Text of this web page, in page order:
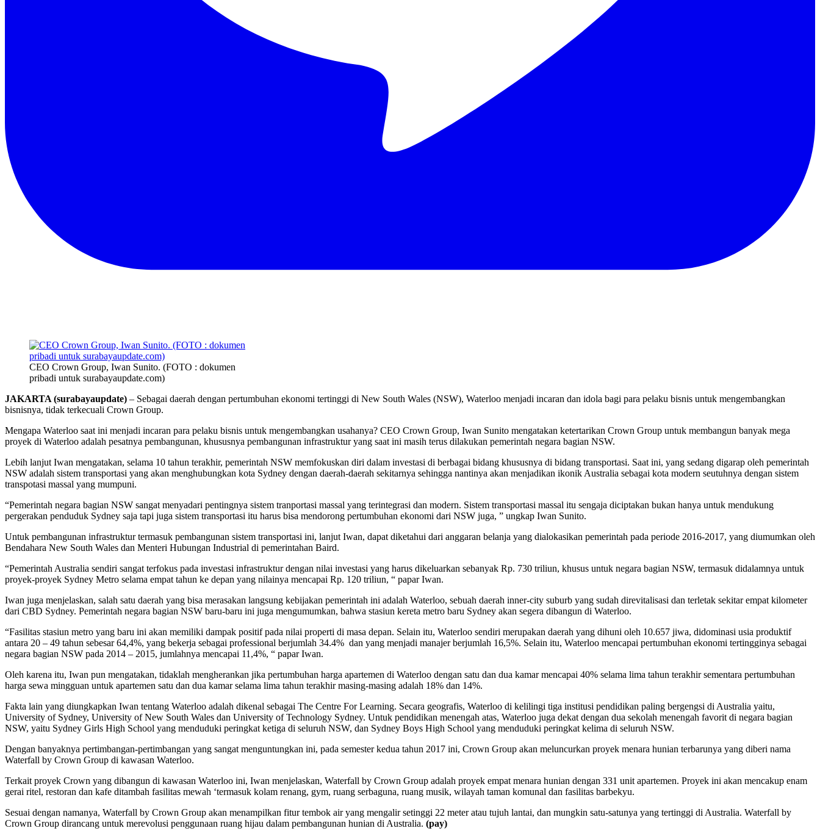
CEO Crown Group, Iwan Sunito. (FOTO : dokumen
pribadi untuk surabayaupdate.com)
JAKARTA (surabayaupdate) – Sebagai daerah dengan pertumbuhan ekonomi tertinggi di New South Wales (NSW), Waterloo menjadi incaran dan idola bagi para pelaku bisnis untuk mengembangkan
bisnisnya, tidak terkecuali Crown Group.
Mengapa Waterloo saat ini menjadi incaran para pelaku bisnis untuk mengembangkan usahanya? CEO Crown Group, Iwan Sunito mengatakan ketertarikan Crown Group untuk membangun banyak mega
proyek di Waterloo adalah pesatnya pembangunan, khususnya pembangunan infrastruktur yang saat ini masih terus dilakukan pemerintah negara bagian NSW.
Lebih lanjut Iwan mengatakan, selama 10 tahun terakhir, pemerintah NSW memfokuskan diri dalam investasi di berbagai bidang khususnya di bidang transportasi. Saat ini, yang sedang digarap oleh pemerintah
NSW adalah sistem transportasi yang akan menghubungkan kota Sydney dengan daerah-daerah sekitarnya sehingga nantinya akan menjadikan ikonik Australia sebagai kota modern seutuhnya dengan sistem
transpotasi massal yang mumpuni.
“Pemerintah negara bagian NSW sangat menyadari pentingnya sistem tranportasi massal yang terintegrasi dan modern. Sistem transportasi massal itu sengaja diciptakan bukan hanya untuk mendukung
pergerakan penduduk Sydney saja tapi juga sistem transportasi itu harus bisa mendorong pertumbuhan ekonomi dari NSW juga, ” ungkap Iwan Sunito.
Untuk pembangunan infrastruktur termasuk pembangunan sistem transportasi ini, lanjut Iwan, dapat diketahui dari anggaran belanja yang dialokasikan pemerintah pada periode 2016-2017, yang diumumkan oleh
Bendahara New South Wales dan Menteri Hubungan Industrial di pemerintahan Baird.
“Pemerintah Australia sendiri sangat terfokus pada investasi infrastruktur dengan nilai investasi yang harus dikeluarkan sebanyak Rp. 730 triliun, khusus untuk negara bagian NSW, termasuk didalamnya untuk
proyek-proyek Sydney Metro selama empat tahun ke depan yang nilainya mencapai Rp. 120 triliun, “ papar Iwan.
Iwan juga menjelaskan, salah satu daerah yang bisa merasakan langsung kebijakan pemerintah ini adalah Waterloo, sebuah daerah inner-city suburb yang sudah direvitalisasi dan terletak sekitar empat kilometer
dari CBD Sydney. Pemerintah negara bagian NSW baru-baru ini juga mengumumkan, bahwa stasiun kereta metro baru Sydney akan segera dibangun di Waterloo.
“Fasilitas stasiun metro yang baru ini akan memiliki dampak positif pada nilai properti di masa depan. Selain itu, Waterloo sendiri merupakan daerah yang dihuni oleh 10.657 jiwa, didominasi usia produktif
antara 20 – 49 tahun sebesar 64,4%, yang bekerja sebagai professional berjumlah 34.4% dan yang menjadi manajer berjumlah 16,5%. Selain itu, Waterloo mencapai pertumbuhan ekonomi tertingginya sebagai
negara bagian NSW pada 2014 – 2015, jumlahnya mencapai 11,4%, “ papar Iwan.
Oleh karena itu, Iwan pun mengatakan, tidaklah mengherankan jika pertumbuhan harga apartemen di Waterloo dengan satu dan dua kamar mencapai 40% selama lima tahun terakhir sementara pertumbuhan
harga sewa mingguan untuk apartemen satu dan dua kamar selama lima tahun terakhir masing-masing adalah 18% dan 14%.
Fakta lain yang diungkapkan Iwan tentang Waterloo adalah dikenal sebagai The Centre For Learning. Secara geografis, Waterloo di kelilingi tiga institusi pendidikan paling bergengsi di Australia yaitu,
University of Sydney, University of New South Wales dan University of Technology Sydney. Untuk pendidikan menengah atas, Waterloo juga dekat dengan dua sekolah menengah favorit di negara bagian
NSW, yaitu Sydney Girls High School yang menduduki peringkat ketiga di seluruh NSW, dan Sydney Boys High School yang menduduki peringkat kelima di seluruh NSW.
Dengan banyaknya pertimbangan-pertimbangan yang sangat menguntungkan ini, pada semester kedua tahun 2017 ini, Crown Group akan meluncurkan proyek menara hunian terbarunya yang diberi nama
Waterfall by Crown Group di kawasan Waterloo.
Terkait proyek Crown yang dibangun di kawasan Waterloo ini, Iwan menjelaskan, Waterfall by Crown Group adalah proyek empat menara hunian dengan 331 unit apartemen. Proyek ini akan mencakup enam
gerai ritel, restoran dan kafe ditambah fasilitas mewah ‘termasuk kolam renang, gym, ruang serbaguna, ruang musik, wilayah taman komunal dan fasilitas barbekyu.
Sesuai dengan namanya, Waterfall by Crown Group akan menampilkan fitur tembok air yang mengalir setinggi 22 meter atau tujuh lantai, dan mungkin satu-satunya yang tertinggi di Australia. Waterfall by
Crown Group dirancang untuk merevolusi penggunaan ruang hijau dalam pembangunan hunian di Australia. (pay)